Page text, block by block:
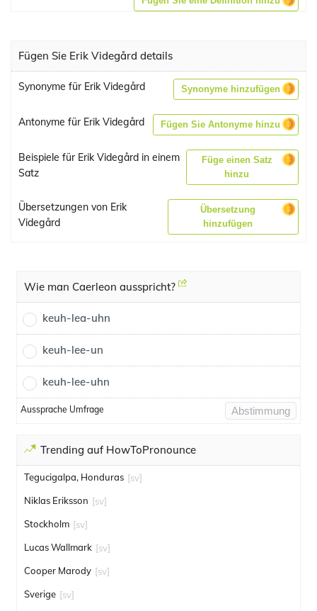
Fügen Sie Erik Videgård details
Synonyme für Erik Videgård Synonyme hinzufügen
Antonyme für Erik Videgård Fügen Sie Antonyme hinzu
Beispiele für Erik Videgård in einem
Satz
Füge einen Satz
hinzu
Übersetzungen von Erik
Videgård
Übersetzung
hinzufügen
Wie man Caerleon ausspricht?
keuh-lea-uhn
keuh-lee-un
keuh-lee-uhn
Aussprache Umfrage Abstimmung
Trending auf HowToPronounce
Tegucigalpa, Honduras [sv]
Niklas Eriksson [sv]
Stockholm [sv]
Lucas Wallmark [sv]
Cooper Marody [sv]
Sverige [sv]